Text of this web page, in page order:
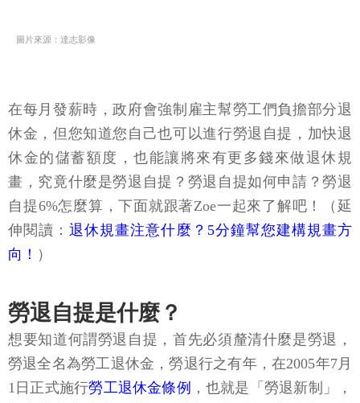
圖片來源：達志影像
在每月發薪時，政府會強制雇主幫勞工們負擔部分退
休金，但您知道您自己也可以進行勞退自提，加快退
休金的儲蓄額度，也能讓將來有更多錢來做退休規
畫，究竟什麼是勞退自提？勞退自提如何申請？勞退
自提6%怎麼算，下面就跟著Zoe一起來了解吧！（延
伸閱讀：退休規畫注意什麼？5分鐘幫您建構規畫方
向！ ）
勞退自提是什麼？
想要知道何謂勞退自提，首先必須釐清什麼是勞退，
勞退全名為勞工退休金，勞退行之有年，在2005年7月
1日正式施行勞工退休金條例 ，也就是「勞退新制」，